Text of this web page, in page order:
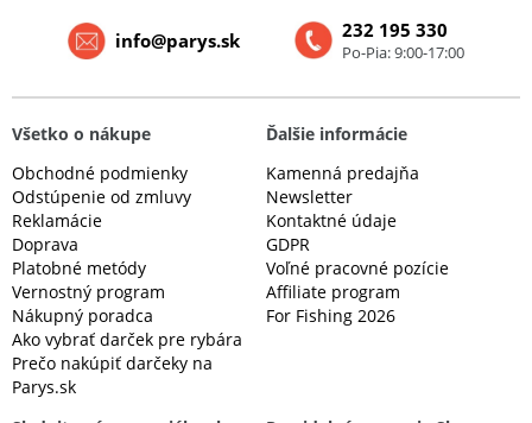
232 195 330
Po-Pia: 9:00-17:00
info@parys.sk
Všetko o nákupe
Obchodné podmienky
Odstúpenie od zmluvy
Reklamácie
Doprava
Platobné metódy
Vernostný program
Nákupný poradca
Ako vybrať darček pre rybára
Prečo nakúpiť darčeky na
Parys.sk
Ďalšie informácie
Kamenná predajňa
Newsletter
Kontaktné údaje
GDPR
Voľné pracovné pozície
Affiliate program
For Fishing 2026